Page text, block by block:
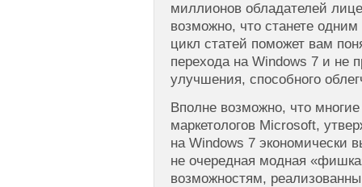
миллионов обладателей
возможно, что станете
цикл статей поможет вам
перехода на Windows 7 и не
улучшения, способного
Вполне возможно, что
маркетологов Microsoft,
на Windows 7 экономически
не очередная модная
возможностям,